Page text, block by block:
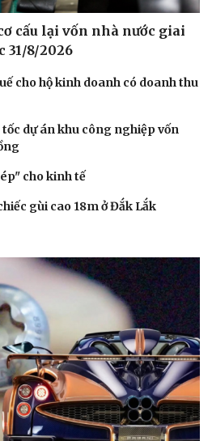
Câu chuyện thời sự
Đọc truyện đêm khuya
Cửa sổ tình yêu
Kể chuyện cho bé
Hạt giống tâm hồn
cấu lại vốn nhà nước giai
31/8/2026
cho hộ kinh doanh có doanh thu
dự án khu công nghiệp vốn
cho kinh tế
gùi cao 18m ở Đắk Lắk